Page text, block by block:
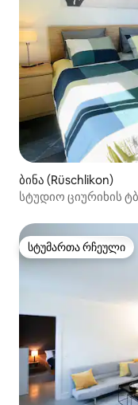
ბინა (Rüschlikon)
სტუდიო ციურიხის
სტუმართა რჩეული
სტუმართა რჩეული